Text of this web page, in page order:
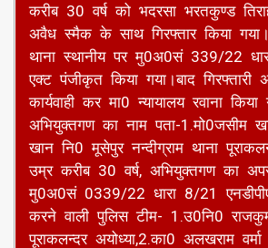
करीब 30 वर्ष को भदरसा भरतकुण्ड
अवैध स्मैक के साथ गिरफ्तार किया
थाना स्थानीय पर मु0अ0सं 339/22
एक्ट पंजीकृत किया गया।बाद गिरफ्तारी
कार्यवाही कर मा0 न्यायालय रवाना किया
अभियुक्तगण का नाम पता-1.मो0जसीम
खान नि0 मूसेपुर नन्दीग्राम थाना
उम्र करीब 30 वर्ष, अभियुक्तगण का
मु0अ0सं 0339/22 धारा 8/21
करने वाली पुलिस टीम- 1.उ0नि0
पूराकलन्दर अयोध्या,2.का0 अलखराम